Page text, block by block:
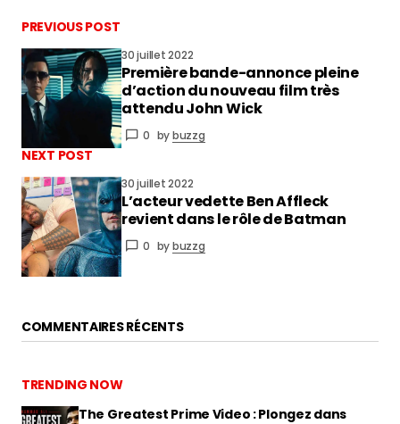
vous connecter
PREVIOUS POST
30 juillet 2022
Première bande-annonce pleine
d’action du nouveau film très
attendu John Wick
0 bybuzzg
NEXT POST
30 juillet 2022
L’acteur vedette Ben Affleck
revient dans le rôle de Batman
0 bybuzzg
COMMENTAIRES RÉCENTS
TRENDING NOW
The Greatest Prime Video : Plongez dans